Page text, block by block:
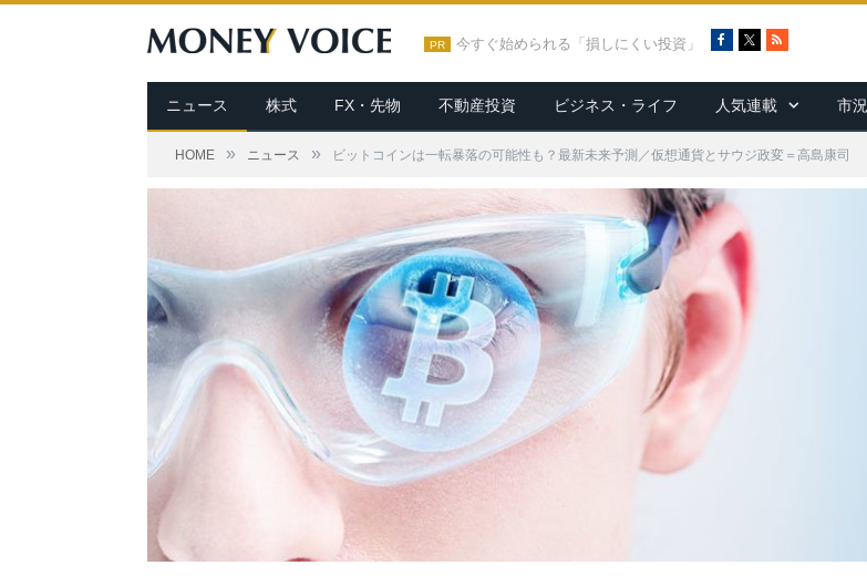
PR 今すぐ始められる「損しにくい投資」
c
e
b
o
R
S
ニュース 株式 FX・先物 不動産投資 ビジネス・ライフ 人気連載 市況
HOME » ニュース » ビットコインは一転暴落の可能性も？最新未来予測／仮想通貨とサウジ政変＝高島康司